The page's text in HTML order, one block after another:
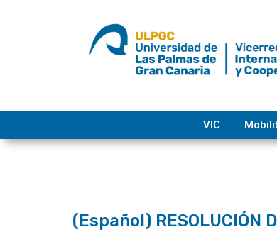
VIC
(Español) RESOLUCIÓN